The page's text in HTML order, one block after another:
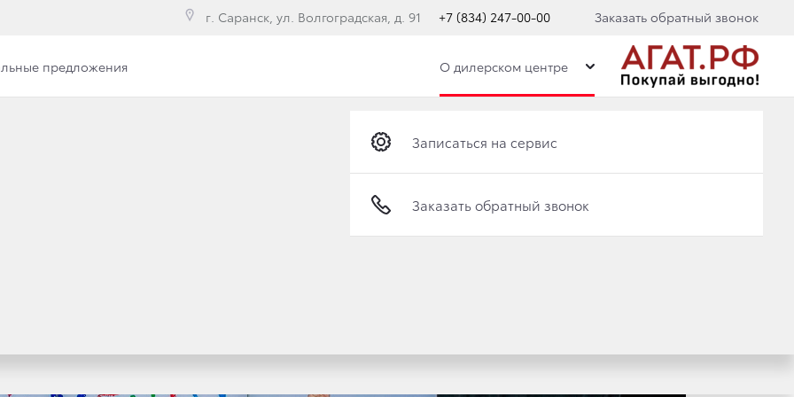
г. Саранск, ул. Волгоградская, д. 91 +7 (834) 247-00-00 Заказать обратный звонок
Записаться на сервис
Заказать обратный звонок
предложения О дилерском центре
Записаться на сервис
Заказать обратный звонок
ЖЕЛАНИЯ: TOYOTA НАГРАДИЛА